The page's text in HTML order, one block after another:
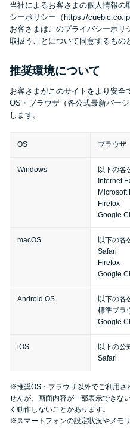
の理由
無利息
種類・
今月の
は解決
処法3つ
たい…
法2選
街金と
に悩む
やシス
較
当社によるお客さまの個人情報
シーポリシー（https://
お客さまはこのプライバシーポリ
取扱うことについて同意するもの
推奨環境について
お客さまがこのサイトをより安
OS・ブラウザ（各公式最新バー
します。
OS ブラウザ
Windows
以下の各
Internet
Microsoft
Firefox
Google
macOS
以下の各
Safari
Firefox
Google
Android OS
以下の各
標準ブラ
Google
iOS
以下の公
Safari
※推奨OS・ブラウザ以外でご利用さ
せんが、画面内容が一部表示できな
く動作しないことがあります。
※スマートフォンの設定状況やメモ